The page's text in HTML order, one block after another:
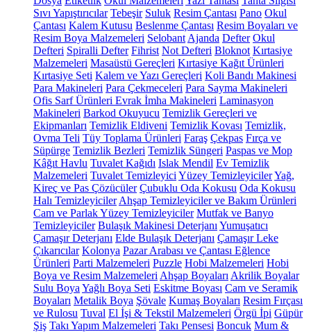
Sıvı Yapıştırıcılar Tebeşir Suluk Resim Çantası Pano Okul
Çantası Kalem Kutusu Beslenme Çantası Resim Boyaları ve
Resim Boya Malzemeleri Selobant Ajanda Defter Okul
Defteri Spiralli Defter Fihrist Not Defteri Bloknot Kırtasiye
Malzemeleri Masaüstü Gereçleri Kırtasiye Kağıt Ürünleri
Kırtasiye Seti Kalem ve Yazı Gereçleri Koli Bandı Makinesi
Para Makineleri Para Çekmeceleri Para Sayma Makineleri
Ofis Sarf Ürünleri Evrak İmha Makineleri Laminasyon
Makineleri Barkod Okuyucu Temizlik Gereçleri ve
Ekipmanları Temizlik Eldiveni Temizlik Kovası Temizlik,
Ovma Teli Tüy Toplama Ürünleri Faraş Çekpas Fırça ve
Süpürge Temizlik Bezleri Temizlik Süngeri Paspas ve Mop
Kâğıt Havlu Tuvalet Kağıdı Islak Mendil Ev Temizlik
Malzemeleri Tuvalet Temizleyici Yüzey TemizleyicilerYağ,
Kireç ve Pas Çözücüler Çubuklu Oda Kokusu Oda Kokusu
Halı Temizleyiciler Ahşap Temizleyiciler ve Bakım Ürünleri
Cam ve Parlak Yüzey Temizleyiciler Mutfak ve Banyo
Temizleyiciler Bulaşık Makinesi Deterjanı Yumuşatıcı
Çamaşır Deterjanı Elde Bulaşık Deterjanı Çamaşır Leke
Çıkarıcılar Kolonya Pazar Arabası ve Çantası Eğlence
Ürünleri Parti Malzemeleri Puzzle Hobi Malzemeleri Hobi
Boya ve Resim Malzemeleri Ahşap Boyaları Akrilik Boyalar
Sulu Boya Yağlı Boya Seti Eskitme Boyası Cam ve Seramik
Boyaları Metalik Boya Şövale Kumaş Boyaları Resim Fırçası
ve Rulosu Tuval El İşi & Tekstil Malzemeleri Örgü İpi Güpür
Şiş Takı Yapım Malzemeleri Takı Pensesi Boncuk Mum &